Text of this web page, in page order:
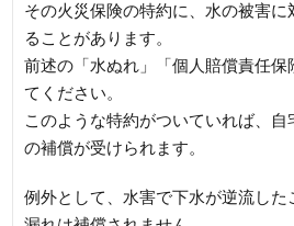
その火災保険の特約に、水の被害に
ることがあります。
前述の「水ぬれ」「個人賠償責任保
てください。
このような特約がついていれば、
の補償が受けられます。
例外として、水害で下水が逆流した